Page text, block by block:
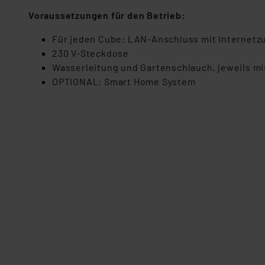
Nähere Infos zu diesen
Datenschutz nach EU-
Unsere Kooperation mit
Kommission sowie einer
Voraussetzungen für den Betrieb:
Für jeden Cube: LAN-Anschluss mit
230 V-Steckdose
Wasserleitung und Gartenschlauch, jeweils
OPTIONAL: Smart Home System